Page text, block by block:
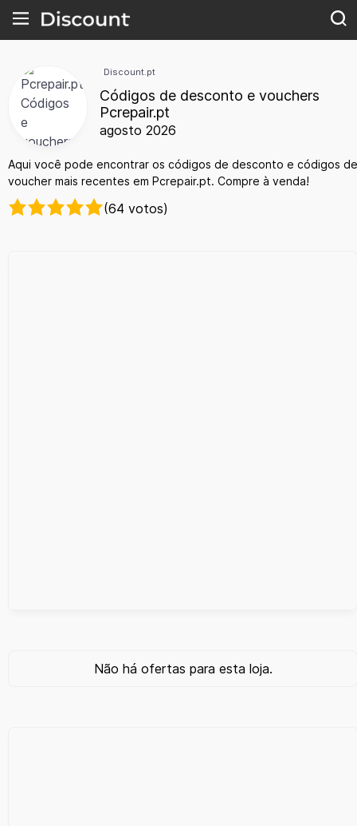
Discount.pt
Códigos de desconto e vouchers
Pcrepair.pt
agosto 2026
Aqui você pode encontrar os códigos de desconto e códigos de
voucher mais recentes em Pcrepair.pt. Compre à venda!
(64 votos)
Não há ofertas para esta loja.